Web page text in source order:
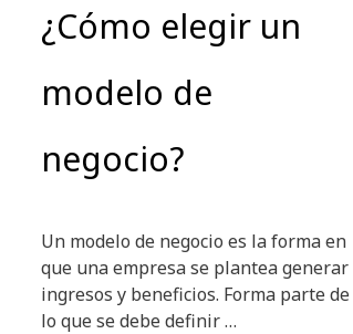
¿Cómo elegir un
modelo de
negocio?
Un modelo de negocio es la forma en
que una empresa se plantea generar
ingresos y beneficios. Forma parte de
lo que se debe definir …